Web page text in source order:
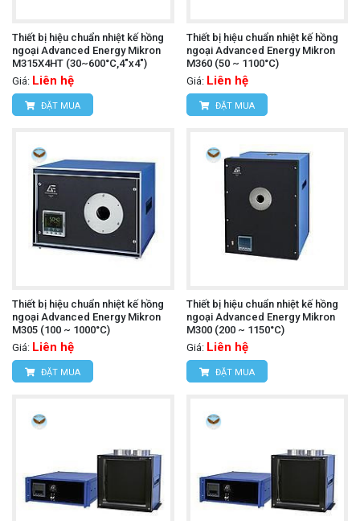
Thiết bị hiệu chuẩn nhiệt kế hồng
ngoại Advanced Energy Mikron
M315X4HT (30~600°C,4"x4")
Giá: Liên hệ
ĐẶT MUA
Thiết bị hiệu chuẩn nhiệt kế hồng
ngoại Advanced Energy Mikron
M360 (50 ~ 1100°C)
Giá: Liên hệ
ĐẶT MUA
Thiết bị hiệu chuẩn nhiệt kế hồng
ngoại Advanced Energy Mikron
M305 (100 ~ 1000°C)
Giá: Liên hệ
ĐẶT MUA
Thiết bị hiệu chuẩn nhiệt kế hồng
ngoại Advanced Energy Mikron
M300 (200 ~ 1150°C)
Giá: Liên hệ
ĐẶT MUA